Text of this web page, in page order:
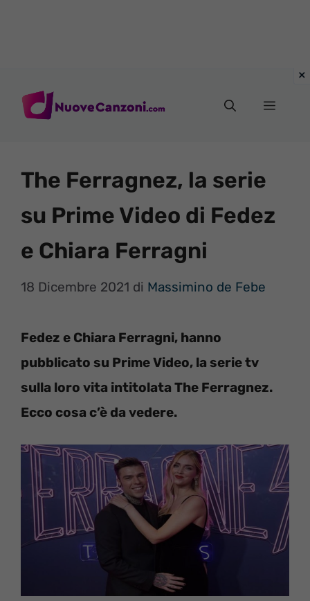
Menu
The Ferragnez, la serie
su Prime Video di Fedez
e Chiara Ferragni
18 Dicembre 2021 di Massimino de Febe
Fedez e Chiara Ferragni, hanno
pubblicato su Prime Video, la serie tv
sulla loro vita intitolata The Ferragnez.
Ecco cosa c’è da vedere.